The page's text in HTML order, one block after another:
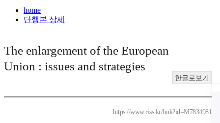
home
단행본 상세
The enlargement of the European
Union : issues and strategies
한글로보기
https://www.riss.kr/link?id=M7834981